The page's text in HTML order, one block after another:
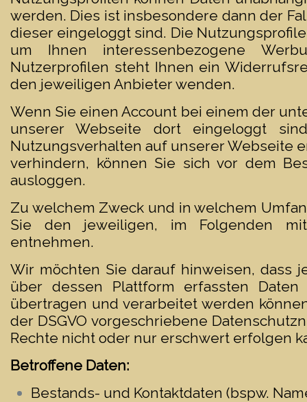
werden. Dies ist insbesondere dann der
dieser eingeloggt sind. Die
um Ihnen interessenbezogene
Nutzerprofilen steht Ihnen ein
den jeweiligen Anbieter wenden.
Wenn Sie einen Account bei einem der
unserer Webseite dort eingeloggt
Nutzungsverhalten auf unserer Webseite
verhindern, können Sie sich vor dem
ausloggen.
Zu welchem Zweck und in welchem
Sie den jeweiligen, im Folgenden
entnehmen.
Wir möchten Sie darauf hinweisen, dass
über dessen Plattform erfassten
übertragen und verarbeitet werden
der DSGVO vorgeschriebene
Rechte nicht oder nur erschwert erfolgen
Betroffene Daten:
Bestands- und Kontaktdaten (bspw.